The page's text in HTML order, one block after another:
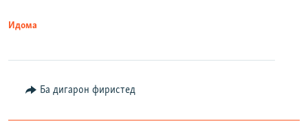
Идома
Ба дигарон фиристед